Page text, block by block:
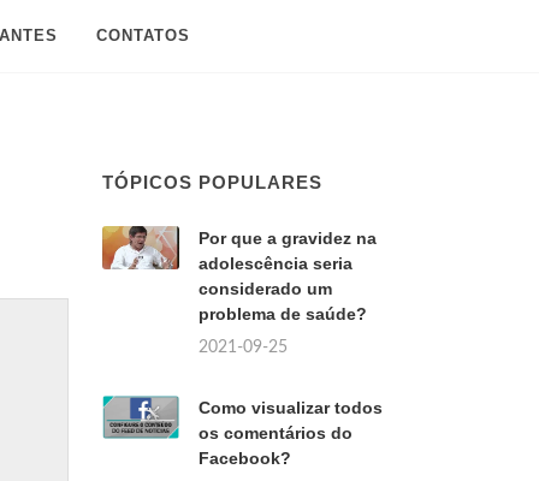
CONTATOS
TÓPICOS POPULARES
Por que a gravidez na
adolescência seria
considerado um
problema de saúde?
2021-09-25
Como visualizar todos
os comentários do
Facebook?